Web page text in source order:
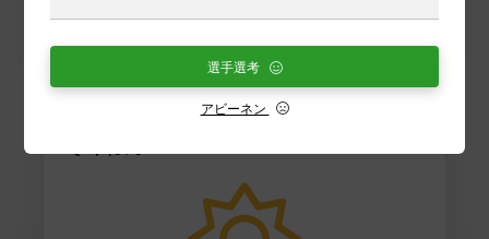
アビーネン
選手選考